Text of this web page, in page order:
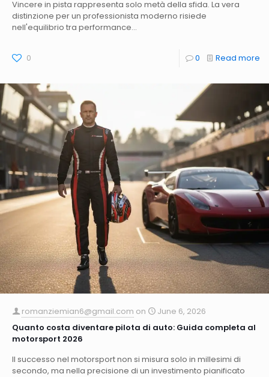
Vincere in pista rappresenta solo metà della sfida. La vera
distinzione per un professionista moderno risiede
nell'equilibrio tra performance...
0 0 Read more
romanziemian6@gmail.com on
June 6, 2026
Quanto costa diventare pilota di auto: Guida completa al
motorsport 2026
Il successo nel motorsport non si misura solo in millesimi di
secondo, ma nella precisione di un investimento pianificato